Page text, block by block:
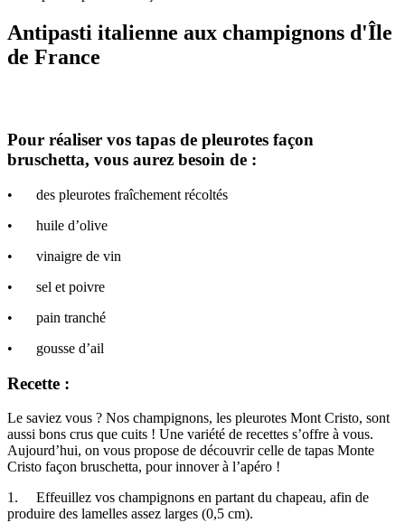
Antipasti italienne aux champignons d'Île
de France
Pour réaliser vos tapas de pleurotes façon
bruschetta, vous aurez besoin de :
•
des pleurotes fraîchement récoltés
•
huile d’olive
•
vinaigre de vin
•
sel et poivre
•
pain tranché
•
gousse d’ail
Recette :
Le saviez vous ? Nos champignons, les pleurotes Mont Cristo, sont
aussi bons crus que cuits ! Une variété de recettes s’offre à vous.
Aujourd’hui, on vous propose de découvrir celle de tapas Monte
Cristo façon bruschetta, pour innover à l’apéro !
1.
Effeuillez vos champignons en partant du chapeau, afin de
produire des lamelles assez larges (0,5 cm).